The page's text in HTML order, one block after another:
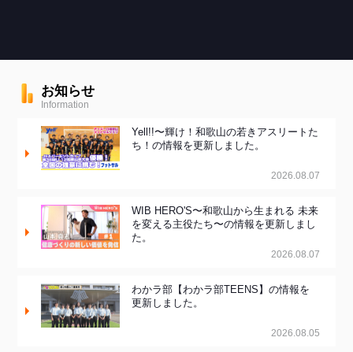
お知らせ
Information
Yell!!〜輝け！和歌山の若きアスリートた
ち！の情報を更新しました。
2026.08.07
WIB HERO'S〜和歌山から生まれる 未来
を変える主役たち〜の情報を更新しまし
た。
2026.08.07
わかラ部【わかラ部TEENS】の情報を
更新しました。
2026.08.05